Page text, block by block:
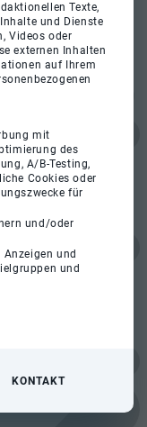
Texte,
und Dienste
Videos oder
externen Inhalten
auf Ihrem
mit
des
A/B-Testing,
Cookies oder
für
und/oder
und
und
KONTAKT